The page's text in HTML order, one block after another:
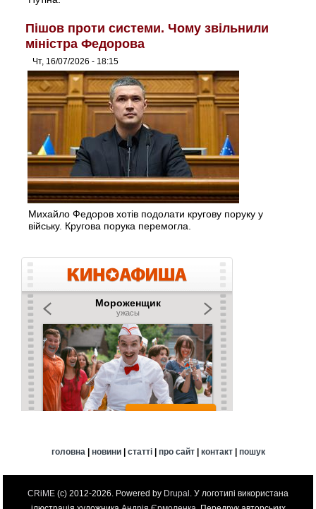
Пішов проти системи. Чому звільнили
міністра Федорова
Чт, 16/07/2026 - 18:15
Михайло Федоров хотів подолати кругову поруку у
війську. Кругова порука перемогла.
головна | новини| статті| про сайт| контакт| пошук
CRiME (c) 2012-2026. Powered by Drupal . У логотипі використана